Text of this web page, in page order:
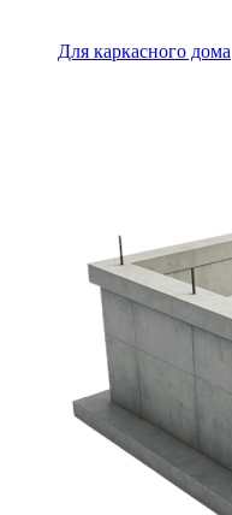
Для каркасного дома